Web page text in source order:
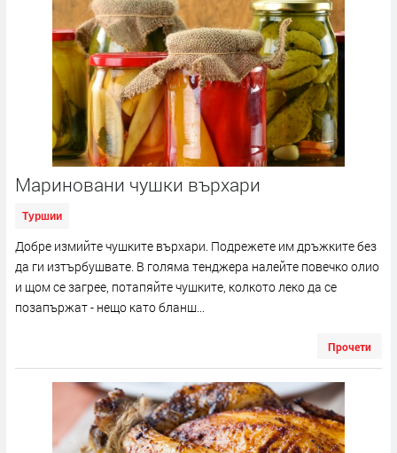
Мариновани чушки върхари
Туршии
Добре измийте чушките върхари. Подрежете им дръжките без
да ги изтърбушвате. В голяма тенджера налейте повечко олио
и щом се загрее, потапяйте чушките, колкото леко да се
позапържат - нещо като бланш...
Прочети